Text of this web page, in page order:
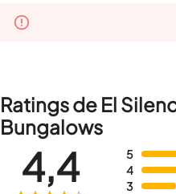
Ratings de El
Bungalows
5
4
3
4,4